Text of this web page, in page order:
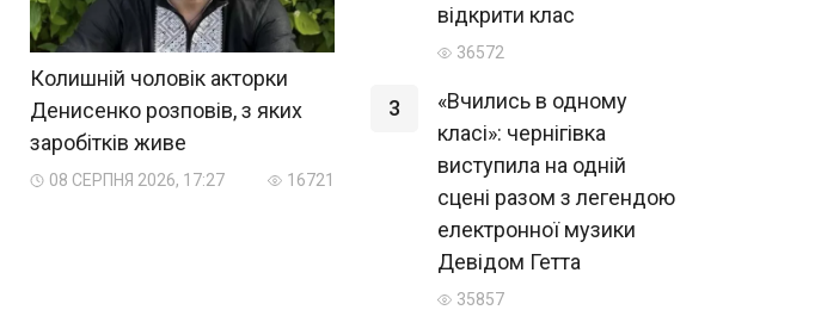
Колишній чоловік акторки
Денисенко розповів, з яких
заробітків живе
08 СЕРПНЯ 2026, 17:27 16721
відкрити клас
36572
3
«Вчились в одному
класі»: чернігівка
виступила на одній
сцені разом з легендою
електронної музики
Девідом Гетта
35857